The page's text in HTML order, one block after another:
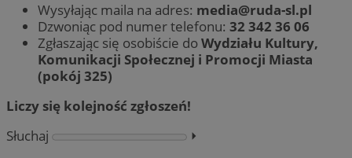
Wysyłając maila na adres: media@ruda-sl.pl
Dzwoniąc pod numer telefonu: 32 342 36 06
Zgłaszając się osobiście doWydziału Kultury,
Komunikacji Społecznej i Promocji Miasta
(pokój 325)
Liczy się kolejność zgłoszeń!
Słuchaj
⏵︎